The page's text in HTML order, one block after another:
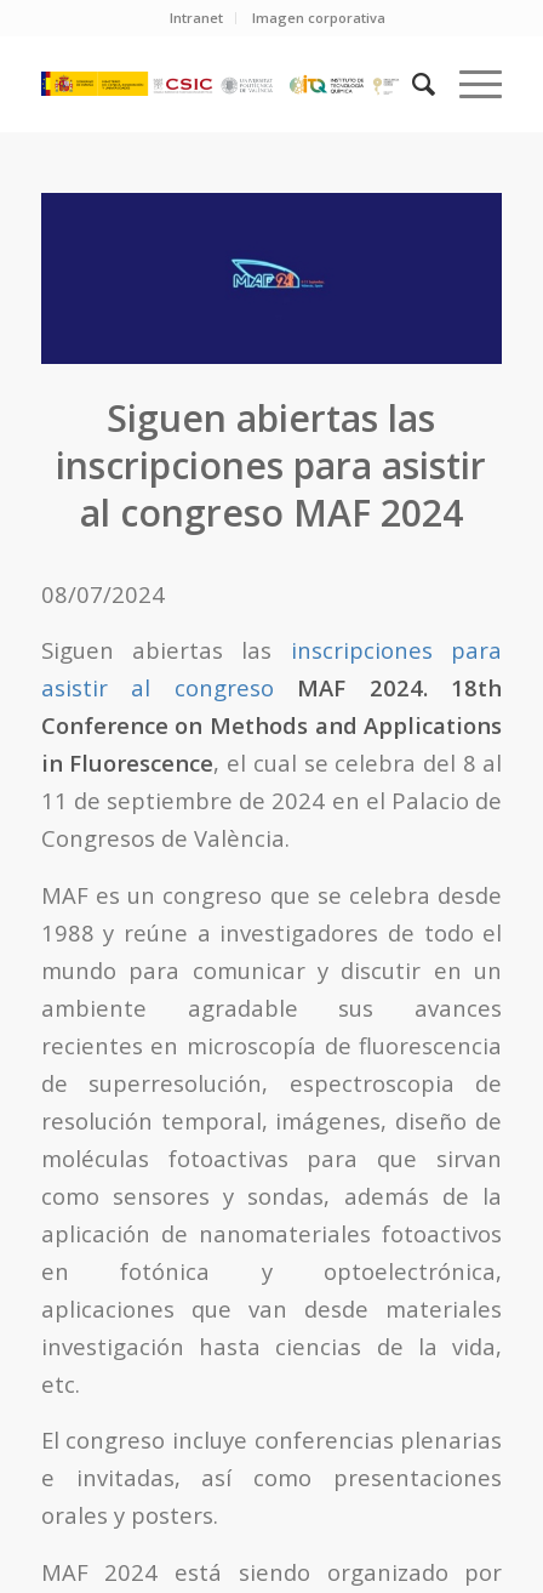
Intranet Imagen corporativa
Siguen abiertas las
inscripciones para asistir
al congreso MAF 2024
08/07/2024
Siguen abiertas las inscripciones para
asistir al congreso MAF 2024. 18th
Conference on Methods and Applications
in Fluorescence, el cual se celebra del 8 al
11 de septiembre de 2024 en el Palacio de
Congresos de València.
MAF es un congreso que se celebra desde
1988 y reúne a investigadores de todo el
mundo para comunicar y discutir en un
ambiente agradable sus avances
recientes en microscopía de fluorescencia
de superresolución, espectroscopia de
resolución temporal, imágenes, diseño de
moléculas fotoactivas para que sirvan
como sensores y sondas, además de la
aplicación de nanomateriales fotoactivos
en fotónica y optoelectrónica,
aplicaciones que van desde materiales
investigación hasta ciencias de la vida,
etc.
El congreso incluye conferencias plenarias
e invitadas, así como presentaciones
orales y posters.
MAF 2024 está siendo organizado por